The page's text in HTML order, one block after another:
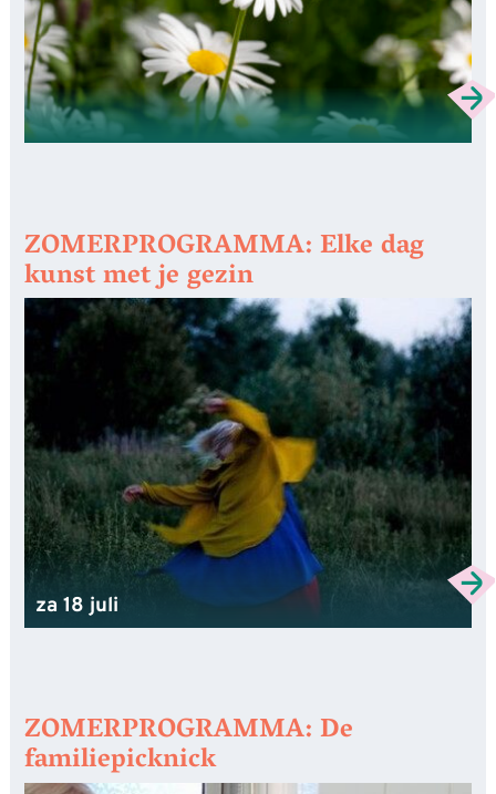
ZOMERPROGRAMMA: Elke dag
kunst met je gezin
za 18 juli
ZOMERPROGRAMMA: De
familiepicknick